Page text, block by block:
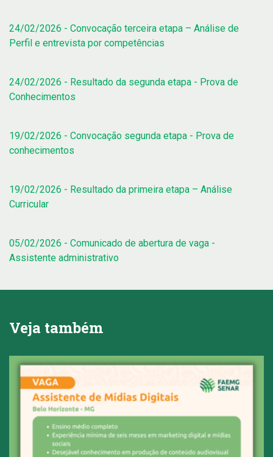
24/02/2026 - Convocação terceira etapa – Análise de
Perfil e entrevista por competências
24/02/2026 - Resultado da segunda etapa - Prova de
Conhecimentos
19/02/2026 - Convocação segunda etapa - Prova de
conhecimentos
19/02/2026 - Resultado da primeira etapa – Análise
Curricular
05/02/2026 - Comunicado de abertura de vaga -
Assistente administrativo
Veja também